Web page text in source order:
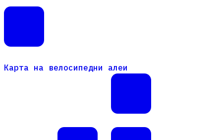
Карта на велосипедни алеи
Карта на велосипедни алеи